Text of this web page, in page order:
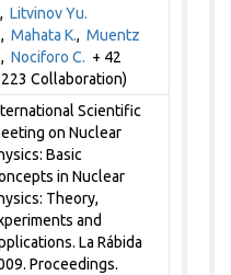
,Litvinov Yu.
,Mahata K.,Muentz
,Nociforo C. + 42
Collaboration)
Scientific
on Nuclear
Basic
in Nuclear
Theory,
and
La Rábida
Proceedings.